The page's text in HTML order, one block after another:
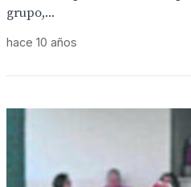
grupo,...
hace 10 años